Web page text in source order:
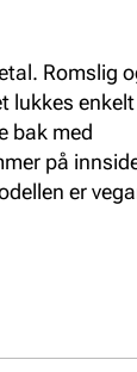
Romslig
lukkes
bak med
på
er